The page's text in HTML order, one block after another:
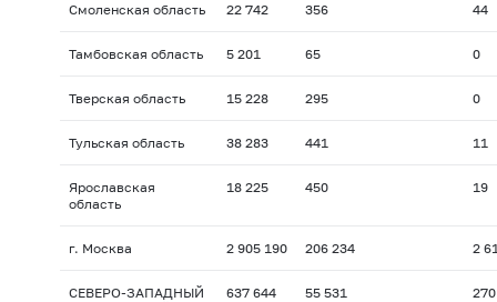
Смоленская область 22 742 356 44
Тамбовская область 5 201 65 0
Тверская область 15 228 295 0
Тульская область 38 283 441 11
Ярославская
область
18 225 450 19
г. Москва 2 905 190 206 234 2
СЕВЕРО-ЗАПАДНЫЙ
637 644 55 531 270